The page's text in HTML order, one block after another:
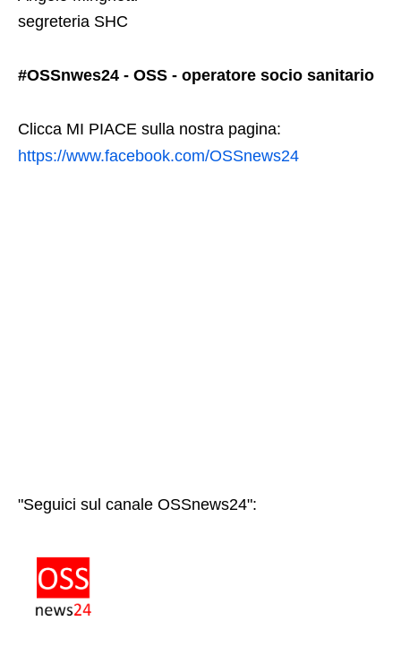
segreteria SHC
#OSSnwes24 - OSS - operatore socio sanitario
Clicca MI PIACE sulla nostra pagina:
https://www.facebook.com/OSSnews24
"Seguici sul canale OSSnews24":